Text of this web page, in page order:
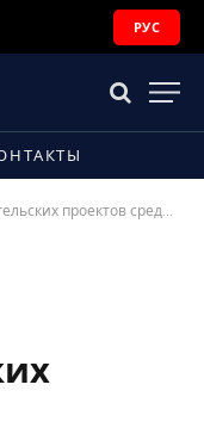
РУС
среди школьников стартовал в Атырау